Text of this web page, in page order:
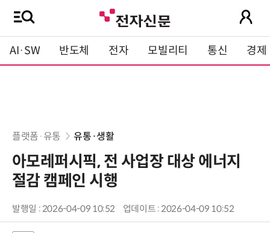
AI·SW 반도체 전자 모빌리티 통신 경제
플랫폼·유통 유통·생활
아모레퍼시픽, 전 사업장 대상 에너지
절감 캠페인 시행
발행일 : 2026-04-09 10:52 업데이트 : 2026-04-09 10:52